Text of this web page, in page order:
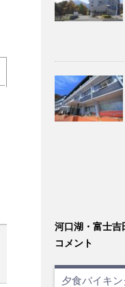
河口湖・富士吉
コメント
夕食バイキ